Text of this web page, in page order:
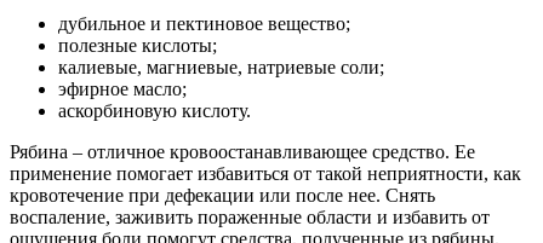
дубильное и пектиновое вещество;
полезные кислоты;
калиевые, магниевые, натриевые соли;
эфирное масло;
аскорбиновую кислоту.
Рябина – отличное кровоостанавливающее средство. Ее
применение помогает избавиться от такой неприятности, как
кровотечение при дефекации или после нее. Снять
воспаление, заживить пораженные области и избавить от
ощущения боли помогут средства, полученные из рябины.